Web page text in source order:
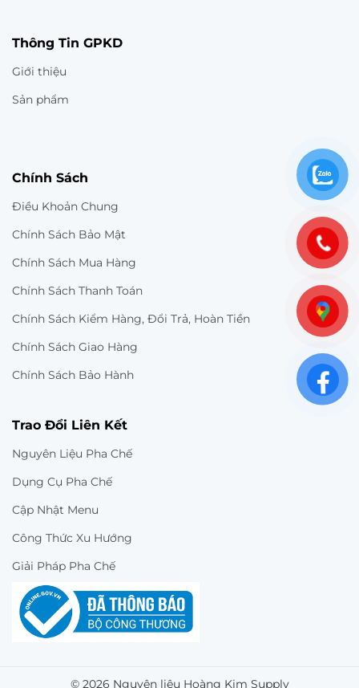
Thông Tin GPKD
Giới thiệu
Sản phẩm
Chính Sách
Điều Khoản Chung
Chính Sách Bảo Mật
Chính Sách Mua Hàng
Chính Sách Thanh Toán
Chính Sách Kiểm Hàng, Đổi Trả, Hoàn Tiền
Chính Sách Giao Hàng
Chính Sách Bảo Hành
Trao Đổi Liên Kết
Nguyên Liệu Pha Chế
Dụng Cụ Pha Chế
Cập Nhật Menu
Công Thức Xu Hướng
Giải Pháp Pha Chế
© 2026 Nguyên liệu Hoàng Kim Supply